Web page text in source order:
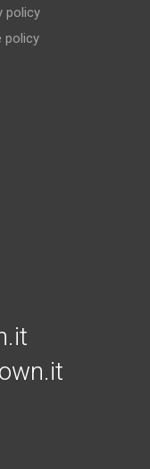
policy
policy